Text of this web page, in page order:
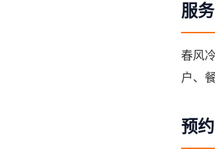
服
春风
户、
预